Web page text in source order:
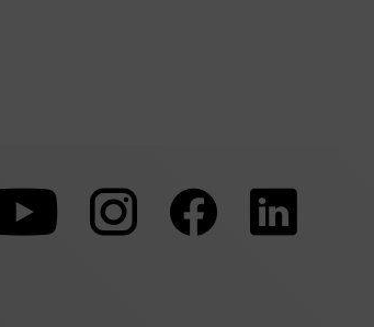
Zu
unserer
Zu
unserer
Zu
unserer